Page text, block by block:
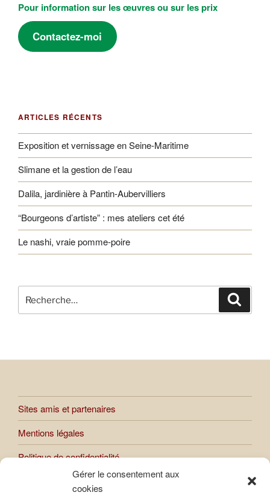
Gérer le consentement aux
cookies
Pour information sur les œuvres ou sur les prix
Contactez-moi
ARTICLES RÉCENTS
Exposition et vernissage en Seine-Maritime
Slimane et la gestion de l’eau
Dalila, jardinière à Pantin-Aubervilliers
“Bourgeons d’artiste” : mes ateliers cet été
Le nashi, vraie pomme-poire
pour
Sites amis et partenaires
Mentions légales
Politique de confidentialité